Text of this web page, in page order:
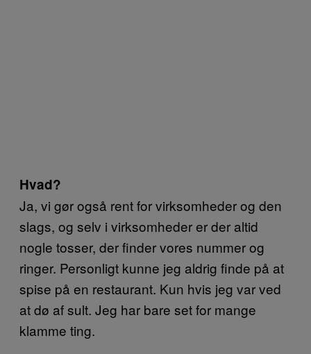
Hvad?
Ja, vi gør også rent for virksomheder og den
slags, og selv i virksomheder er der altid
nogle tosser, der finder vores nummer og
ringer. Personligt kunne jeg aldrig finde på at
spise på en restaurant. Kun hvis jeg var ved
at dø af sult. Jeg har bare set for mange
klamme ting.